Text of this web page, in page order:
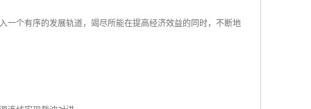
一个有序的发展轨道，竭尽所能在提高经济效益的同时，不断地